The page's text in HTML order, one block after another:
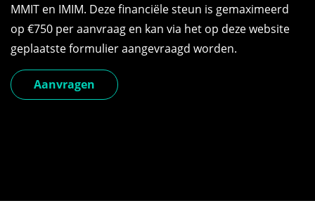
MMIT en IMIM. Deze financiële steun is gemaximeerd
op €750 per aanvraag en kan via het op deze website
geplaatste formulier aangevraagd worden.
Aanvragen